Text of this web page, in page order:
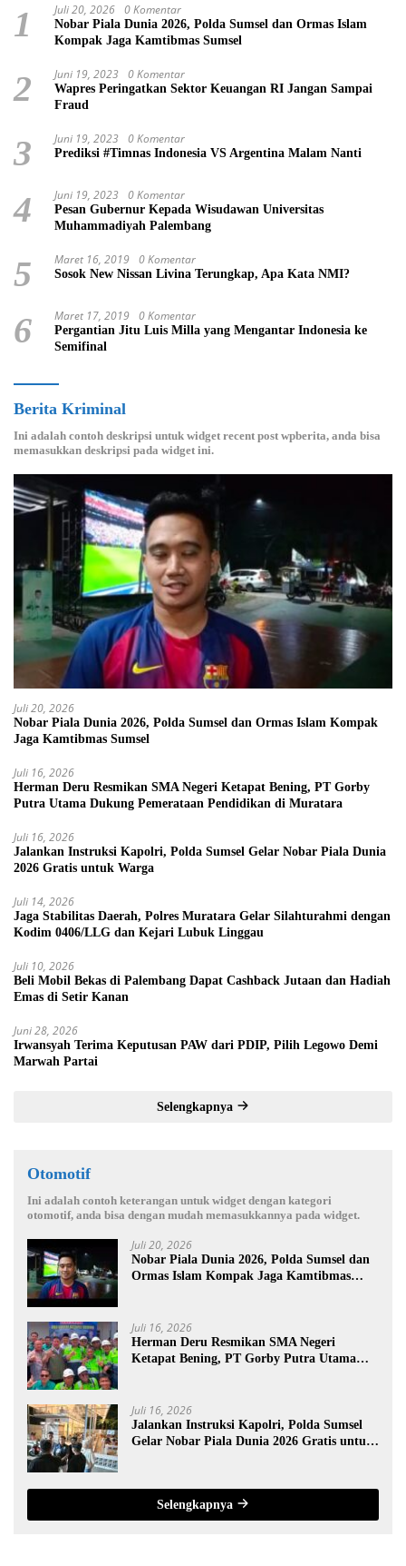
1 Juli 20, 2026 0 Komentar
Nobar Piala Dunia 2026, Polda Sumsel dan Ormas Islam
Kompak Jaga Kamtibmas Sumsel
2 Juni 19, 2023 0 Komentar
Wapres Peringatkan Sektor Keuangan RI Jangan Sampai
Fraud
3 Juni 19, 2023 0 Komentar
Prediksi #Timnas Indonesia VS Argentina Malam Nanti
4 Juni 19, 2023 0 Komentar
Pesan Gubernur Kepada Wisudawan Universitas
Muhammadiyah Palembang
5 Maret 16, 2019 0 Komentar
Sosok New Nissan Livina Terungkap, Apa Kata NMI?
6 Maret 17, 2019 0 Komentar
Pergantian Jitu Luis Milla yang Mengantar Indonesia ke
Semifinal
Berita Kriminal
Ini adalah contoh deskripsi untuk widget recent post wpberita, anda bisa
memasukkan deskripsi pada widget ini.
Juli 20, 2026
Nobar Piala Dunia 2026, Polda Sumsel dan Ormas Islam Kompak
Jaga Kamtibmas Sumsel
Juli 16, 2026
Herman Deru Resmikan SMA Negeri Ketapat Bening, PT Gorby
Putra Utama Dukung Pemerataan Pendidikan di Muratara
Juli 16, 2026
Jalankan Instruksi Kapolri, Polda Sumsel Gelar Nobar Piala Dunia
2026 Gratis untuk Warga
Juli 14, 2026
Jaga Stabilitas Daerah, Polres Muratara Gelar Silahturahmi dengan
Kodim 0406/LLG dan Kejari Lubuk Linggau
Juli 10, 2026
Beli Mobil Bekas di Palembang Dapat Cashback Jutaan dan Hadiah
Emas di Setir Kanan
Juni 28, 2026
Irwansyah Terima Keputusan PAW dari PDIP, Pilih Legowo Demi
Marwah Partai
Selengkapnya
Otomotif
Ini adalah contoh keterangan untuk widget dengan kategori
otomotif, anda bisa dengan mudah memasukkannya pada widget.
Juli 20, 2026
Nobar Piala Dunia 2026, Polda Sumsel dan
Ormas Islam Kompak Jaga Kamtibmas
Juli 16, 2026
Herman Deru Resmikan SMA Negeri
Ketapat Bening, PT Gorby Putra Utama
Juli 16, 2026
Jalankan Instruksi Kapolri, Polda Sumsel
Gelar Nobar Piala Dunia 2026 Gratis untuk
Selengkapnya